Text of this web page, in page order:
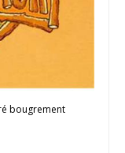
bougrement